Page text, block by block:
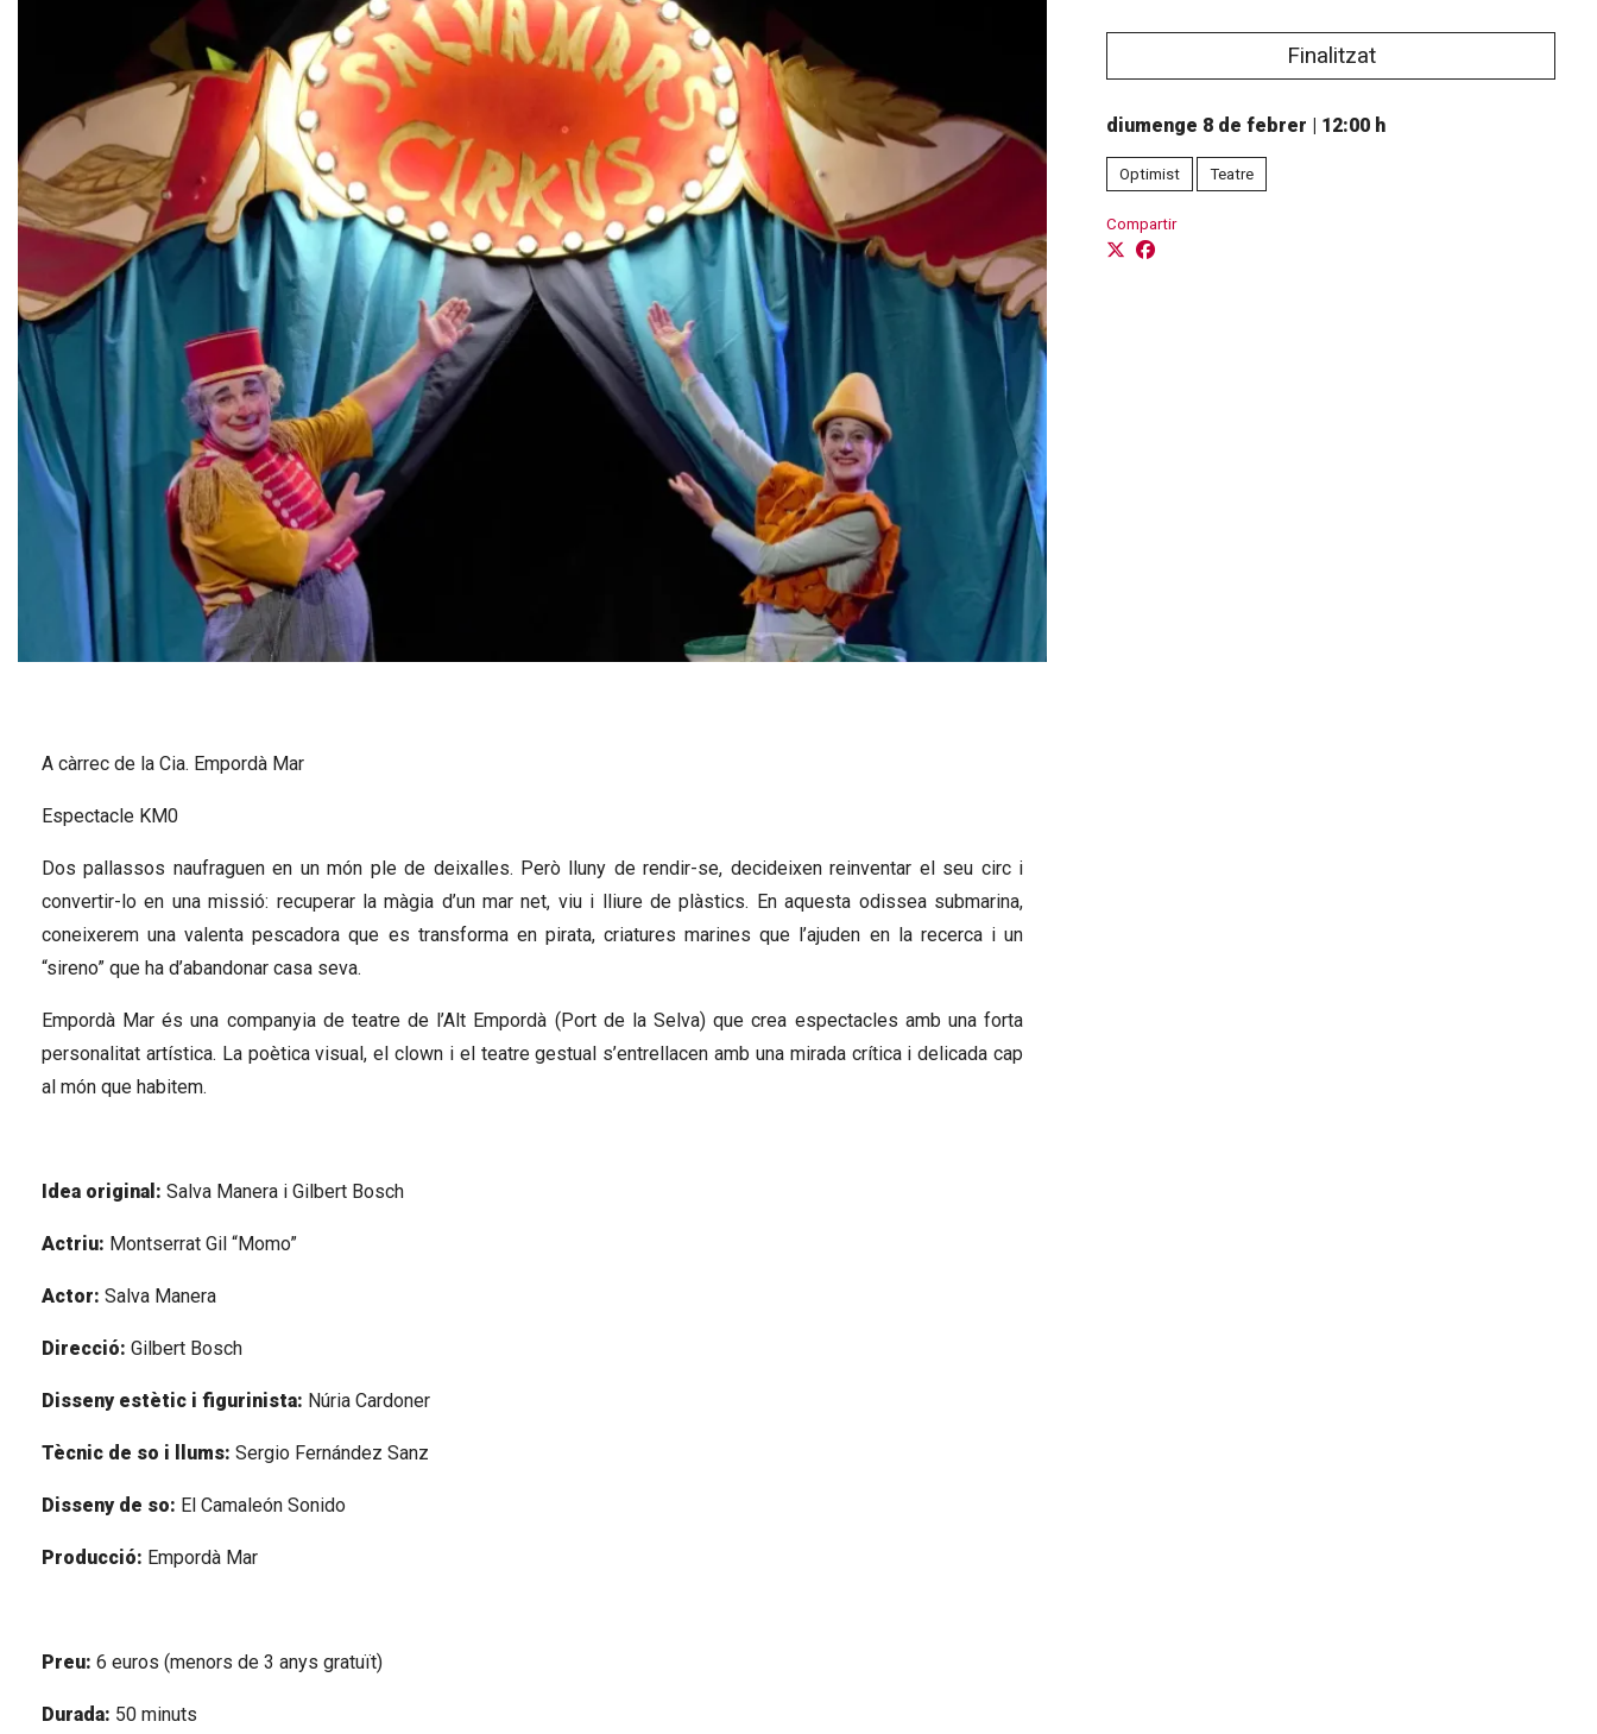
Finalitzat
diumenge 8 de febrer 12:00 h
Optimist Teatre
Compartir
A càrrec de la Cia. Empordà Mar
Espectacle KM0
Dos pallassos naufraguen en un món ple de deixalles. Però lluny de rendir-se, decideixen reinventar el seu circ i
convertir-lo en una missió: recuperar la màgia d’un mar net, viu i lliure de plàstics. En aquesta odissea submarina,
coneixerem una valenta pescadora que es transforma en pirata, criatures marines que l’ajuden en la recerca i un
“sireno” que ha d’abandonar casa seva.
Empordà Mar és una companyia de teatre de l’Alt Empordà (Port de la Selva) que crea espectacles amb una forta
personalitat artística. La poètica visual, el clown i el teatre gestual s’entrellacen amb una mirada crítica i delicada cap
al món que habitem.
Idea original: Salva Manera i Gilbert Bosch
Actriu: Montserrat Gil “Momo”
Actor: Salva Manera
Direcció: Gilbert Bosch
Disseny estètic i figurinista: Núria Cardoner
Tècnic de so i llums: Sergio Fernández Sanz
Disseny de so: El Camaleón Sonido
Producció: Empordà Mar
Preu: 6 euros (menors de 3 anys gratuït)
Durada: 50 minuts